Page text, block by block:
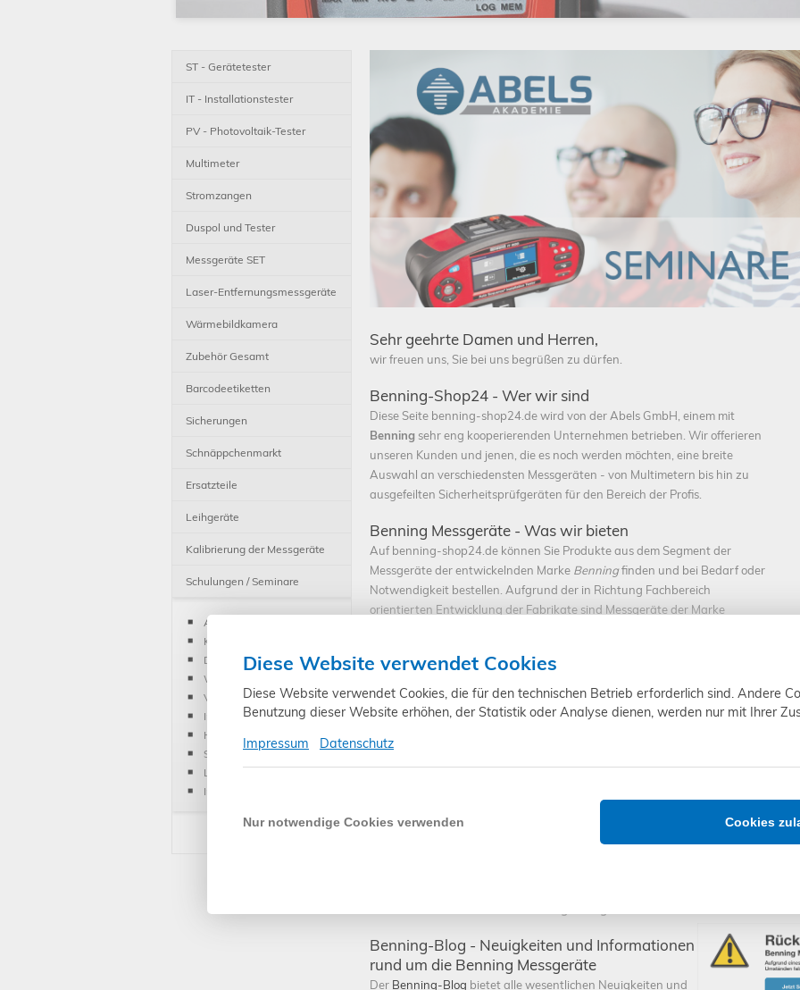
Schließen
ST - Gerätetester
IT - Installationstester
PV - Photovoltaik-Tester
Multimeter
Stromzangen
Duspol und Tester
Messgeräte SET
Laser-Entfernungsmessgeräte
Wärmebildkamera
Zubehör Gesamt
Barcodeetiketten
Sicherungen
Schnäppchenmarkt
Ersatzteile
Leihgeräte
Kalibrierung der Messgeräte
Schulungen / Seminare
AGB
Kontakt
Datenschutz
Widerrufsrecht
Vertrag widerrufen
Impressum
Hinweis Batteriegesetz
Schulungen / Seminare
Liefer- und Versandkosten
Inhouse Schulung
Sehr geehrte Damen und Herren,
wir freuen uns, Sie bei uns begrüßen zu dürfen.
Benning-Shop24 - Wer wir sind
Diese Seite benning-shop24.de wird von der Abels GmbH, einem mit
Benning sehr eng kooperierenden Unternehmen betrieben. Wir offerieren
unseren Kunden und jenen, die es noch werden möchten, eine breite
Auswahl an verschiedensten Messgeräten - von Multimetern bis hin zu
ausgefeilten Sicherheitsprüfgeräten für den Bereich der Profis.
Benning Messgeräte - Was wir bieten
Auf benning-shop24.de können Sie Produkte aus dem Segment der
Messgeräte der entwickelnden Marke Benningfinden und bei Bedarf oder
Notwendigkeit bestellen. Aufgrund der in Richtung Fachbereich
orientierten Entwicklung der Fabrikate sind Messgeräte der Marke
geeignet. Zu den standardisierten Services gehört bereits grundsätzlich eine
technischen Problemen oder handhabungsbezogenen Fragen -
sind wir gerne rund um die gängigen Geschäftszeiten per Mail und Telefon für
Weiters ist unsere Website inklusive Online-Shop extra einfach und
zu dem von Ihnen gewünschten Artikel von
kommen um sich über
direkt online zu bestellen. Auf schnellstem Weg kommen Sie bei uns nicht nur
Informationen, sondern auch zu den von Ihnen bestellten Produkten - Durch
sind Lieferverzögerungen hier außerhalb des Möglichen. Der Versand geht
Bestellungen durch die enge Zusammenarbeit mit der Firma
Benningimmer
abgeschickt werden. Dieser Shop ist seit langer Zeit erfolgreich bei
Auswahl, die Ihnen hier geboten wird, wird zu äußerst fairen Preisen
Benning-Blog - Neuigkeiten und Informationen
rund um die Benning Messgeräte
Der Benning-Blog bietet alle wesentlichen Neuigkeiten und
Diese Website verwendet Cookies
Diese Website verwendet Cookies, die für den technischen Betrieb erforderlich sind. Andere
Benutzung dieser Website erhöhen, der Statistik oder Analyse dienen, werden nur mit Ihrer
Impressum
Datenschutz
Nur notwendige Cookies verwenden Cookies